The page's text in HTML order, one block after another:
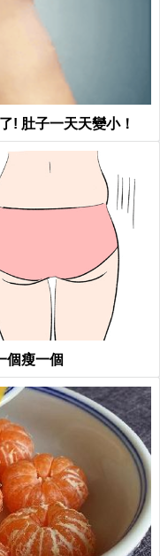
! 肚子一天天變小！
個瘦一個